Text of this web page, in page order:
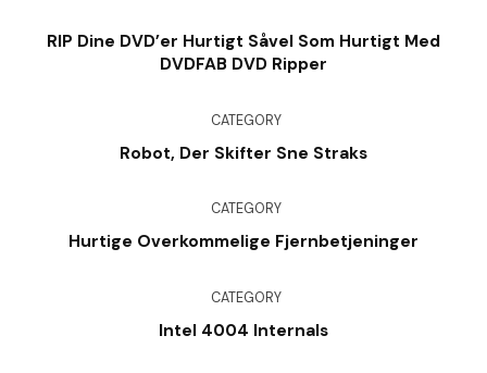
RIP Dine DVD’er Hurtigt Såvel Som Hurtigt Med
DVDFAB DVD Ripper
CATEGORY
Robot, Der Skifter Sne Straks
CATEGORY
Hurtige Overkommelige Fjernbetjeninger
CATEGORY
Intel 4004 Internals